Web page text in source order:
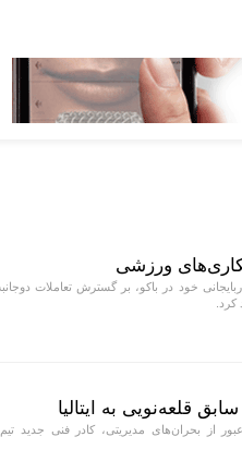
ورزشی
خود در باکو، بر گسترش تعاملات
قلعه‌نویی به ایتالیا
از بحران‌های مدیریتی، کادر فنی جدید